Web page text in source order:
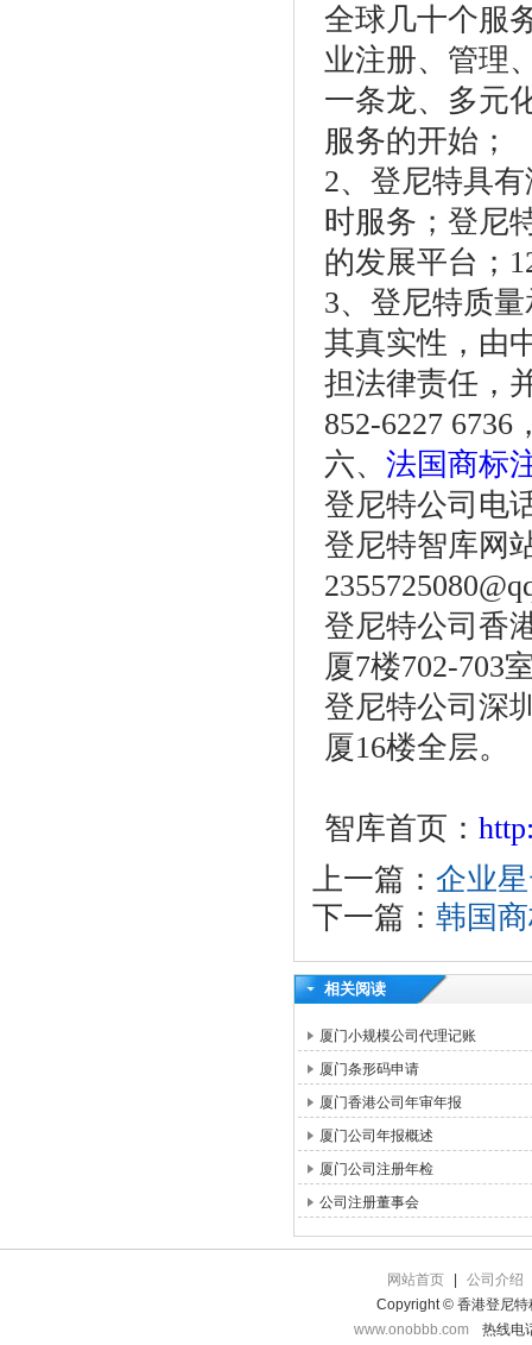
全球几十个服
业注册、管理
一条龙、多元
服务的开始；
2、登尼特具
时服务；登尼
的发展平台；
3、登尼特质
其真实性，由
担法律责任，
852-6227 6736
六、 法国商标
登尼特公司电
登尼特智库网
登尼特公司香
厦7楼702-703
登尼特公司深
厦16楼全层。
智库首页：
上一篇： 企业
下一篇： 韩国
相关阅读
厦门小规模公司代理记账
厦门条形码申请
厦门香港公司年审年报
厦门公司年报概述
厦门公司注册年检
公司注册董事会
网站首页
公司介绍
Copyright © 香港登尼特
www.onobbb.com
热线电